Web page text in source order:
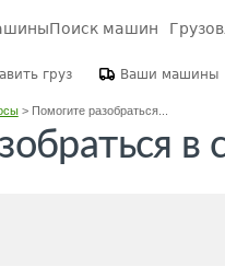
Поиск машин
груз Ваши машины
> Помогите разобраться...
в